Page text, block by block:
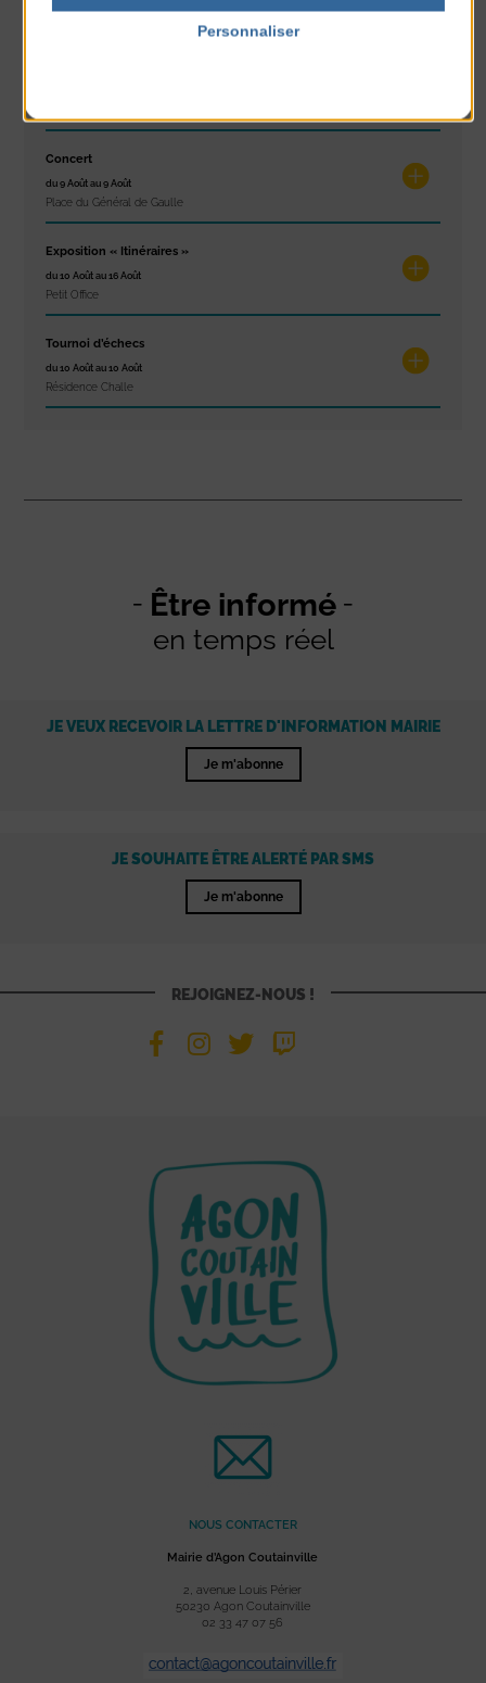
Concert
du 9 Août au 9 Août
Place du Général de Gaulle
Exposition « Itinéraires »
du 10 Août au 16 Août
Petit Office
Tournoi d’échecs
du 10 Août au 10 Août
Résidence Challe
Être informé
en temps réel
JE VEUX RECEVOIR LA LETTRE D'INFORMATION MAIRIE
Je m'abonne
JE SOUHAITE ÊTRE ALERTÉ PAR SMS
Je m'abonne
REJOIGNEZ-NOUS !
NOUS CONTACTER
Mairie d’Agon Coutainville
2, avenue Louis Périer
50230 Agon Coutainville
02 33 47 07 56
Personnaliser